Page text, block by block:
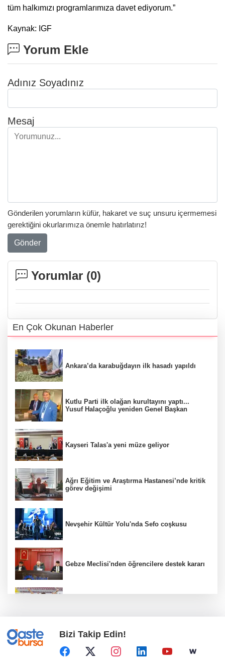
tüm halkımızı programlarımıza davet ediyorum.”
Kaynak: IGF
Yorum Ekle
Adınız Soyadınız
Mesaj
Gönderilen yorumların küfür, hakaret ve suç unsuru içermemesi
gerektiğini okurlarımıza önemle hatırlatırız!
Gönder
Yorumlar (0)
En Çok Okunan Haberler
Ankara’da karabuğdayın ilk hasadı yapıldı
Kutlu Parti ilk olağan kurultayını yaptı...
Yusuf Halaçoğlu yeniden Genel Başkan
Kayseri Talas'a yeni müze geliyor
Ağrı Eğitim ve Araştırma Hastanesi’nde kritik
görev değişimi
Nevşehir Kültür Yolu'nda Sefo coşkusu
Gebze Meclisi'nden öğrencilere destek kararı
Özgür Aras'ın çok konuşulan kitabı yeni
Bodrum’da kutladı
Bizi Takip Edin!